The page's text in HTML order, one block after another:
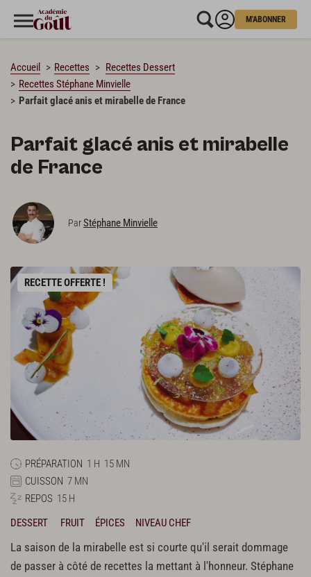
M'ABONNER
Accueil Recettes
Recettes Dessert
Recettes Stéphane Minvielle
Parfait glacé anis et mirabelle de France
Parfait glacé anis et mirabelle
de France
ParStéphane Minvielle
RECETTE OFFERTE !
PRÉPARATION 1 H 15 MN
CUISSON 7 MN
REPOS 15 H
DESSERT
FRUIT ÉPICES NIVEAU CHEF
La saison de la mirabelle est si courte qu'il serait dommage
de passer à côté de recettes la mettant à l'honneur. Stéphane
CHARGEMENT…